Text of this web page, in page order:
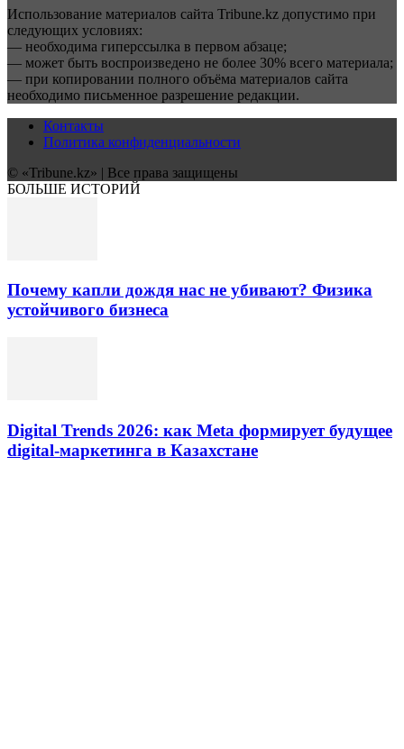
Использование материалов сайта Tribune.kz допустимо при
следующих условиях:
— необходима гиперссылка в первом абзаце;
— может быть воспроизведено не более 30% всего материала;
— при копировании полного объёма материалов сайта
необходимо письменное разрешение редакции.
Контакты
Политика конфиденциальности
© «Tribune.kz» | Все права защищены
БОЛЬШЕ ИСТОРИЙ
Почему капли дождя нас не убивают? Физика
устойчивого бизнеса
Digital Trends 2026: как Meta формирует будущее
digital-маркетинга в Казахстане